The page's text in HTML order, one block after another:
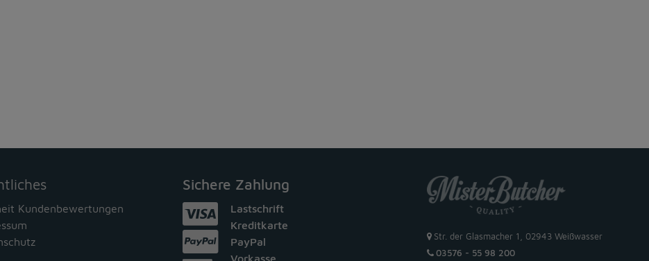
Str. der Glasmacher 1, 02943 Weißwasser
03576 - 55 98 200
Kundenbewertungen
Sichere Zahlung
Lastschrift
Kreditkarte
PayPal
Vorkasse